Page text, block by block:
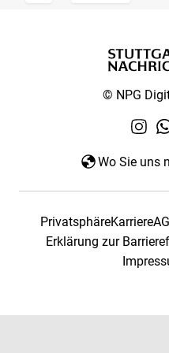
© NPG
Wo Sie uns
PrivatsphäreKarriere
Erklärung zur